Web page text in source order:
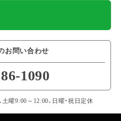
お問い合わせ
1090
曜9:00～12:00、日曜・祝日定休